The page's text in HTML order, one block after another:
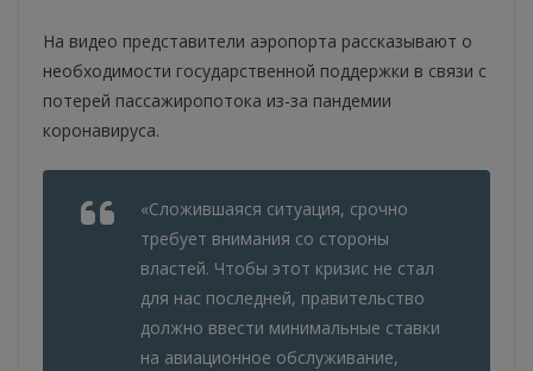
На видео представители аэропорта рассказывают о
необходимости государственной поддержки в связи с
потерей пассажиропотока из-за пандемии
коронавируса.
«Сложившаяся ситуация, срочно
требует внимания со стороны
властей. Чтобы этот кризис не стал
для нас последней, правительство
должно ввести минимальные ставки
на авиационное обслуживание,